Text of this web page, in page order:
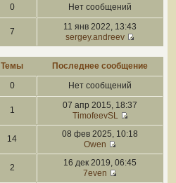
0 Нет сообщений
7
11 янв 2022, 13:43
sergey.andreev
Темы Последнее сообщение
0 Нет сообщений
1
07 апр 2015, 18:37
TimofeevSL
14
08 фев 2025, 10:18
Owen
2
16 дек 2019, 06:45
7even